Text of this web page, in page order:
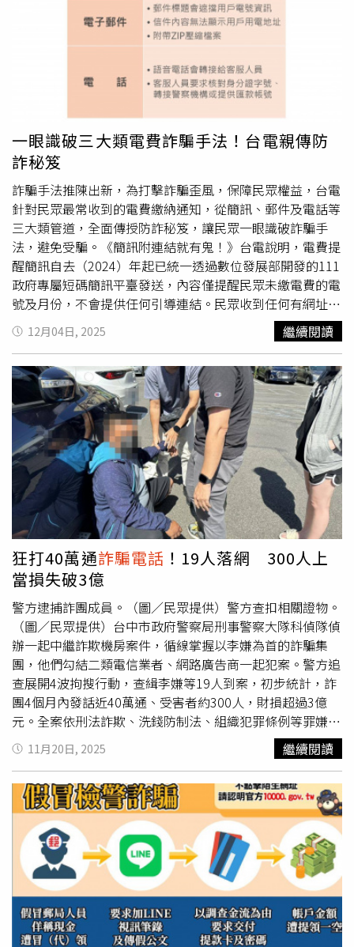
國113年11月起遭詐騙集團吸收，負責在台灣申請大量市內
電話門號，並租用處所架設IPPBX話務轉接設備，作為「中
國內被害人，藉此規避警方查緝。該集團常以「假檢警」、
「猜猜我是誰」等話術誘騙民眾上鉤，手法極具迷惑性。全
案由高雄地檢署指揮偵辦，專案小組自今年7月起同步展開
全台大掃蕩，查扣83台IPPBX設備、62個電話線轉接盒、
15台手機、2輛汽車及各式帳單與相關證物。警方已陸續於
高雄逮捕陳、辛兩人以及共犯共11人，均依詐欺罪送辦，其
中主嫌陳、辛2人已遭法院裁定收押，警方也再次呼籲民
眾，凡接獲帳戶被凍結、涉案配合調查等電話，務必提高警
覺，立即向165反詐騙專線查證，避免血汗錢付諸流水。
一眼識破三大類電費詐騙手法！台電親傳防
詐秘笈
詐騙手法推陳出新，為打擊詐騙歪風，保障民眾權益，台電
針對民眾最常收到的電費繳納通知，從簡訊、郵件及電話等
三大類管道，全面傳授防詐秘笈，讓民眾一眼識破詐騙手
法，避免受騙。《簡訊附連結就有鬼！》台電說明，電費提
醒簡訊自去（2024）年起已統一透過數位發展部開發的111
政府專屬短碼簡訊平臺發送，內容僅提醒民眾未繳電費的電
號及月份，不會提供任何引導連結。民眾收到任何有網址連
結的繳費通知簡訊，都是詐騙訊息，務必提高警覺。《詐騙
釣魚郵件3大特點：遮電號、無地址、壓縮檔》台電指出，
釣魚郵件也是常見的詐騙手法，這類電子郵件看似由台電發
出，但會遮擋用戶電號、也不會顯示用電地址，更會附上
ZIP壓縮檔案，誘騙民眾開啟，進而導致電腦受駭。民眾收
到通知繳費郵件時，只要發現有「遮電號、無地址、壓縮
檔」3大特點，就是詐騙釣魚信件。《電話詐騙關鍵字：身
分證、轉接、匯款》台電表示，提醒繳費電話則分為電話語
音及人員致電2種，電話語音內容播放完畢即結束通話，不
會轉接客服人員；而台電人員致電提醒繳費時，既不會要求
核對民眾身分證字號，也不會將電話轉接警察機構或提供匯
款帳號。若民眾接聽電話時聽到「身分證、轉接、匯款」等
關鍵字，即可判斷此為詐騙電話 。台電說明，民眾如果想要
查詢電費繳款情形，可至台電官網（用戶服務>網路櫃檯>電
子帳單服務>簡易帳單查詢）以電費帳單上的電號查詢（無
須登入），亦可使用台灣電力APP確認。若接獲任何可疑簡
訊、郵件或電話，請立即洽台電24小時客服專線1911或165
反詐騙專線詢問，以免受騙。（台電廣告）
12月04日, 2025 繼續閱讀
狂打40萬通詐騙電話 ！19人落網 300人上
當損失破3億
警方逮捕詐團成員。（圖／民眾提供）警方查扣相關證物。
（圖／民眾提供）台中市政府警察局刑事警察大隊科偵隊偵
辦一起中繼詐欺機房案件，循線掌握以李嫌為首的詐騙集
團，他們勾結二類電信業者、網路廣告商一起犯案。警方追
查展開4波拘搜行動，查緝李嫌等19人到案，初步統計，詐
團4個月內發話近40萬通、受害者約300人，財損超過3億
元。全案依刑法詐欺、洗錢防制法、組織犯罪條例等罪嫌偵
辦，李等人已遭法院羈押禁見。警方報請台中地檢署陳祥薇
檢察官指揮偵辦，並由台北市刑大偵七隊、中山分局以及台
中刑大偵一、三、六、八隊、太平分局、少輔隊共同組成專
案小組深入追查。時機成熟後，自114年8月起陸續啟動4波
拘搜行動，共將李嫌等19人查緝到案，並查扣50台IPPBX設
備、40萬元、自小客車1部、1萬顆USDT虛擬通貨及電腦、
伺服器、手機等大量贓證物，全案依刑法詐欺、洗錢防制
法、組織犯罪條例等罪嫌移請台中地檢署偵辦。據警方調
查，詐團的手法相當完整，由鄧嫌負責投放網路廣告，招募
國人申辦市話、網路並安裝IPPBX設備，再由二類電信業者
提供通訊線路。李嫌則利用VOS 3000架設地下話務系統，
11月20日, 2025 繼續閱讀